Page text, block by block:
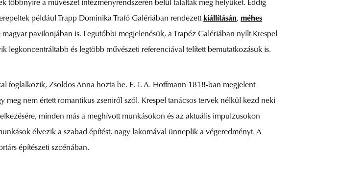
többnyire a művészet intézményrendszerén belül találták meg helyüket. Eddig
például Trapp Dominika Trafó Galériában rendezettkiállításán, méhes
pavilonjában is. Legutóbbi megjelenésük, a Trapéz Galériában nyílt Krespel
legkoncentráltabb és legtöbb művészeti referenciával telített bemutatkozásuk is.
foglalkozik, Zsoldos Anna hozta be. E. T. A. Hoffmann 1818-ban megjelent
meg nem értett romantikus zseniről szól. Krespel tanácsos tervek nélkül kezd neki
minden más a meghívott munkásokon és az aktuális impulzusokon
élvezik a szabad építést, nagy lakomával ünneplik a végeredményt. A
építészeti szcénában.